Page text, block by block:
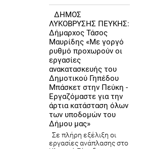
ΔΗΜΟΣ
ΛΥΚΟΒΡΥΣΗΣ ΠΕΥΚΗΣ:
Δήμαρχος Τάσος
Μαυρίδης «Με γοργό
ρυθμό προχωρούν οι
εργασίες
ανακατασκευής του
Δημοτικού Γηπέδου
Μπάσκετ στην Πεύκη -
Εργαζόμαστε για την
άρτια κατάσταση όλων
των υποδομών του
Δήμου μας»
Σε πλήρη εξέλιξη οι
εργασίες ανάπλασης στο